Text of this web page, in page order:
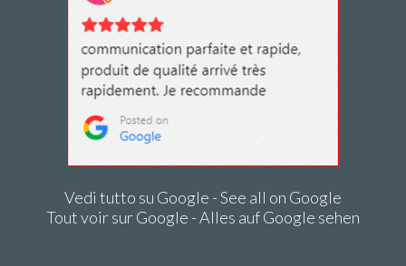
Vedi tutto su Google - See all on Google
Tout voir sur Google - Alles auf Google sehen